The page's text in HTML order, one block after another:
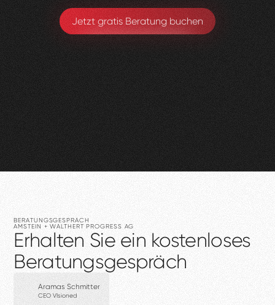
Jetzt gratis Beratung buchen
BERATUNGSGESPRÄCH
AMSTEIN + WALTHERT PROGRESS AG
Erhalten Sie ein kostenloses
Beratungsgespräch
Aramas Schmitter
CEO VIsioned